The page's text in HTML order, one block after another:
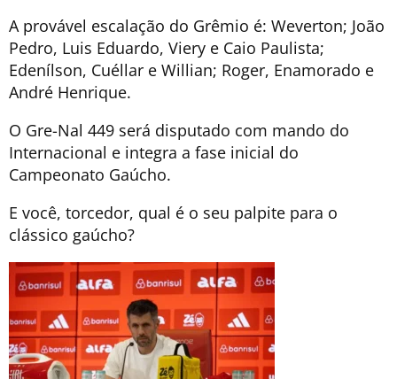
A provável escalação do Grêmio é: Weverton; João
Pedro, Luis Eduardo, Viery e Caio Paulista;
Edenílson, Cuéllar e Willian; Roger, Enamorado e
André Henrique.
O Gre-Nal 449 será disputado com mando do
Internacional e integra a fase inicial do
Campeonato Gaúcho.
E você, torcedor, qual é o seu palpite para o
clássico gaúcho?